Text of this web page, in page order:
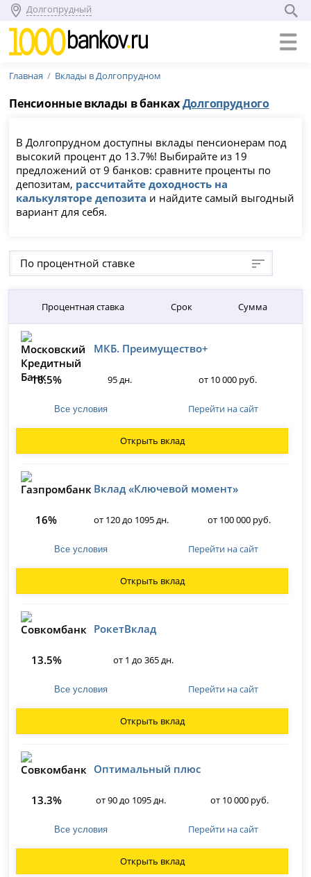
Долгопрудный
Главная Вклады в Долгопрудном
Пенсионные вклады в банкахДолгопрудного
В Долгопрудном доступны вклады пенсионерам под
высокий процент до 13.7%! Выбирайте из 19
предложений от 9 банков: сравните проценты по
депозитам, рассчитайте доходность на
калькуляторе депозита и найдите самый выгодный
вариант для себя.
По процентной ставке
Процентная ставка Срок Сумма
МКБ. Преимущество+
16.5% 95 дн. от 10 000 руб.
Все условия Перейти на сайт
Открыть вклад
Вклад «Ключевой момент»
16% от 120 до 1095 дн. от 100 000 руб.
Все условия Перейти на сайт
Открыть вклад
РокетВклад
13.5% от 1 до 365 дн.
Все условия Перейти на сайт
Открыть вклад
Оптимальный плюс
13.3% от 90 до 1095 дн. от 10 000 руб.
Все условия Перейти на сайт
Открыть вклад